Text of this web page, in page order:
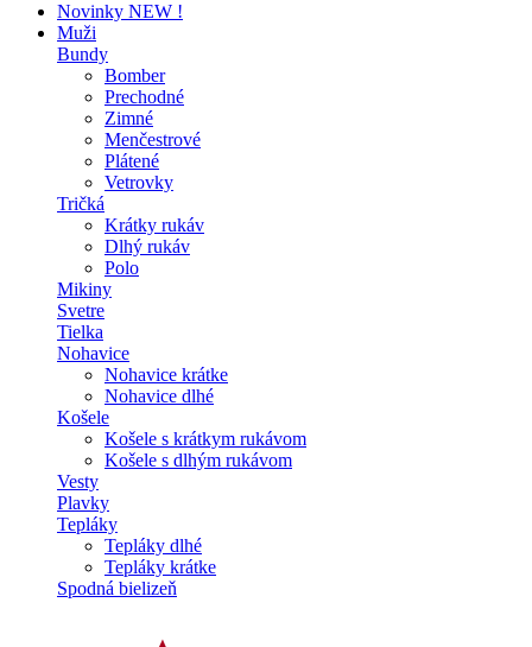
Novinky NEW !
Muži
Bundy
Bomber
Prechodné
Zimné
Menčestrové
Plátené
Vetrovky
Tričká
Krátky rukáv
Dlhý rukáv
Polo
Mikiny
Svetre
Tielka
Nohavice
Nohavice krátke
Nohavice dlhé
Košele
Košele s krátkym rukávom
Košele s dlhým rukávom
Vesty
Plavky
Tepláky
Tepláky dlhé
Tepláky krátke
Spodná bielizeň